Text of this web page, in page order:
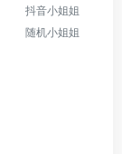
抖音小姐姐
随机小姐姐